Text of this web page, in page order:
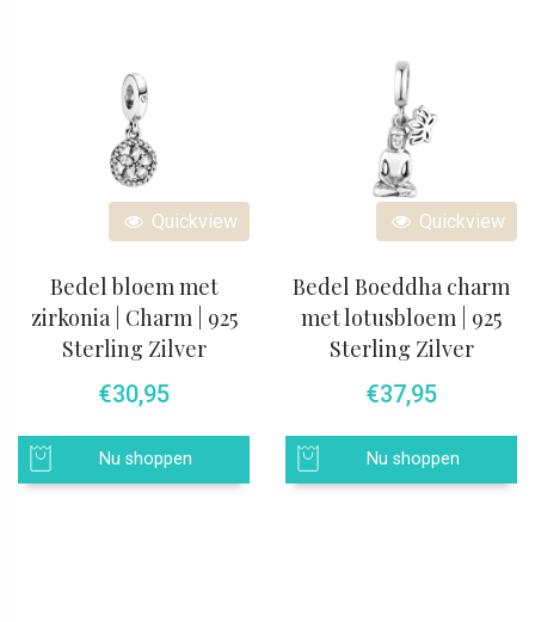
Quickview
Bedel bloem met
zirkonia | Charm | 925
Sterling Zilver
€30,95
Nu shoppen
Quickview
Bedel Boeddha charm
met lotusbloem | 925
Sterling Zilver
€37,95
Nu shoppen